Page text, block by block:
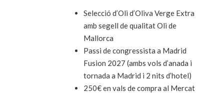
Selecció d’Oli d’Oliva Verge Extra
amb segell de qualitat Oli de
Mallorca
Passi de congressista a Madrid
Fusion 2027 (ambs vols d’anada i
tornada a Madrid i 2 nits d’hotel)
250€ en vals de compra al Mercat